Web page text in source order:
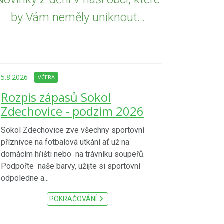
by Vám neměly uniknout...
5.8.2026 VČERA
Rozpis zápasů Sokol
Zdechovice - podzim 2026
Sokol Zdechovice zve všechny sportovní
příznivce na fotbalová utkání ať už na
domácím hřišti nebo na trávníku soupeřů.
Podpořte naše barvy, užijte si sportovní
odpoledne a...
POKRAČOVÁNÍ